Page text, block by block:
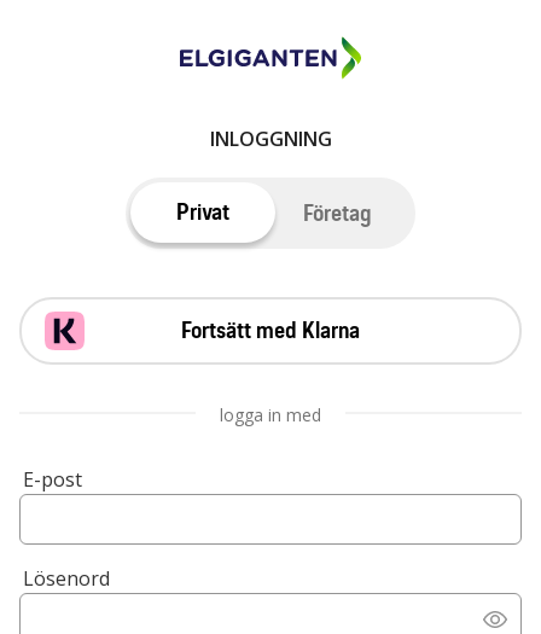
INLOGGNING
Privat Företag
Fortsätt med Klarna
logga in med
E-post
Lösenord